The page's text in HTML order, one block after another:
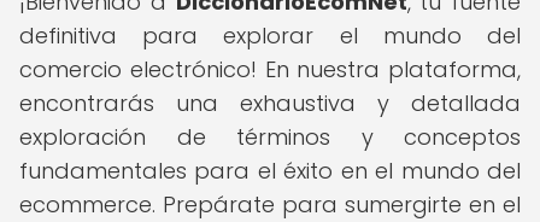
definitiva para explorar el mundo del
comercio electrónico! En nuestra plataforma,
encontrarás una exhaustiva y detallada
exploración de términos y conceptos
fundamentales para el éxito en el mundo del
ecommerce. Prepárate para sumergirte en el